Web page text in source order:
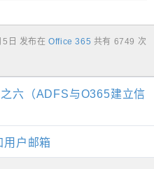
日 发布在Office 365 共有 6749 次
六（ADFS与O365建立信
户邮箱